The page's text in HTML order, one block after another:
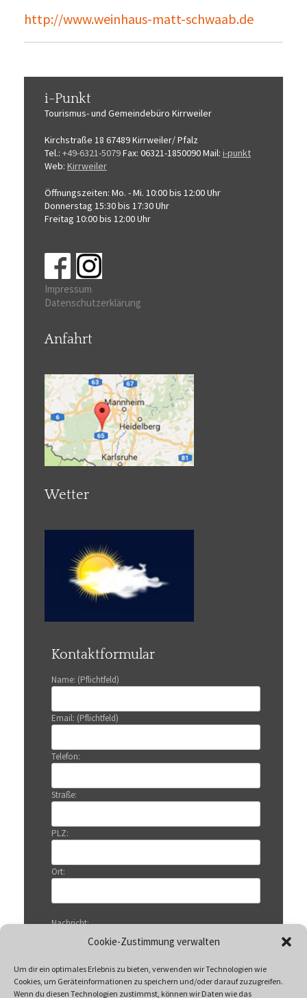
Cookie-Zustimmung verwalten
Um dir ein optimales Erlebnis zu bieten, verwenden wir Technologien wie
Cookies, um Geräteinformationen zu speichern und/oder darauf zuzugreifen.
Wenn du diesen Technologien zustimmst, können wir Daten wie das
http://www.weinhaus-matt-schwaab.de
i-Punkt
Tourismus-und Gemeindebüro Kirrweiler
Kirchstraße 18 67489 Kirrweiler/ Pfalz
Tel.: +49-6321-5079Fax: 06321-1850090Mail: i-punkt
Web: Kirrweiler
Öffnungszeiten: Mo. - Mi. 10:00 bis 12:00 Uhr
Donnerstag 15:30 bis 17:30 Uhr
Freitag 10:00 bis 12:00 Uhr
Impressum
Datenschutzerklärung
Anfahrt
Wetter
Kontaktformular
Name: (Pflichtfeld)
Email: (Pflichtfeld)
Telefon:
Straße:
PLZ:
Ort:
Nachricht: